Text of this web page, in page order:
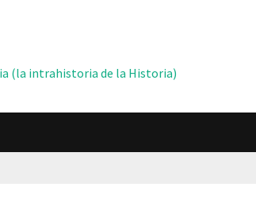
(la intrahistoria de la Historia)